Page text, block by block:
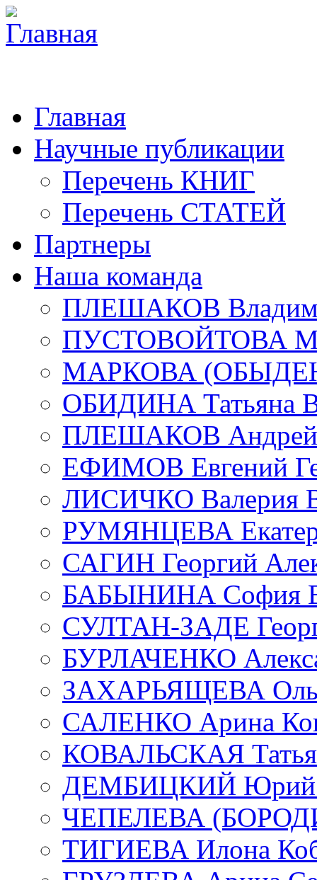
Главная
Научные публикации
Перечень КНИГ
Перечень СТАТЕЙ
Партнеры
Наша команда
ПЛЕШАКОВ
ПУСТОВОЙТОВА
МАРКОВА
ОБИДИНА Татьяна
ПЛЕШАКОВ Андрей
ЕФИМОВ Евгений
ЛИСИЧКО Валерия
РУМЯНЦЕВА
САГИН Георгий
БАБЫНИНА София
СУЛТАН-ЗАДЕ
БУРЛАЧЕНКО
ЗАХАРЬЯЩЕВА
САЛЕНКО Арина
КОВАЛЬСКАЯ
ДЕМБИЦКИЙ Юрий
ЧЕПЕЛЕВА
ТИГИЕВА Илона